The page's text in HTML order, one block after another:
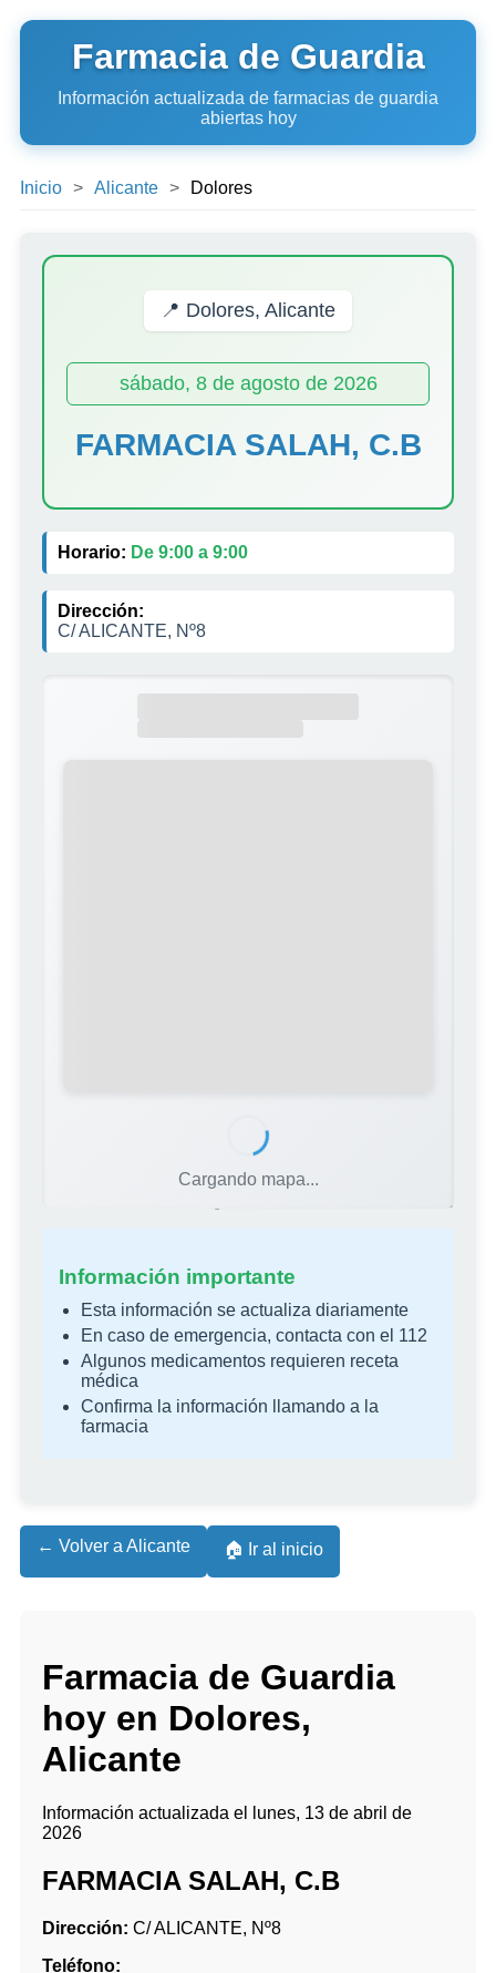
Farmacia de Guardia
Información actualizada de farmacias de guardia
abiertas hoy
Inicio Alicante Dolores
📍 Dolores, Alicante
sábado, 8 de agosto de 2026
FARMACIA SALAH, C.B
Horario: De 9:00 a 9:00
Dirección:
C/ ALICANTE, Nº8
Cargando mapa...
Fuente: Colegio Oficial de Farmacéuticos de Alicante
Información importante
Esta información se actualiza diariamente
En caso de emergencia, contacta con el 112
Algunos medicamentos requieren receta
médica
Confirma la información llamando a la
farmacia
← Volver a Alicante 🏠 Ir al inicio
Farmacia de Guardia
hoy en Dolores,
Alicante
Información actualizada el lunes, 13 de abril de
2026
FARMACIA SALAH, C.B
Dirección: C/ ALICANTE, Nº8
Teléfono: